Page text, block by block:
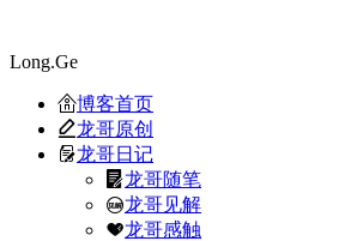
Long.Ge
博客首页
龙哥原创
龙哥日记
龙哥随笔
龙哥见解
龙哥感触